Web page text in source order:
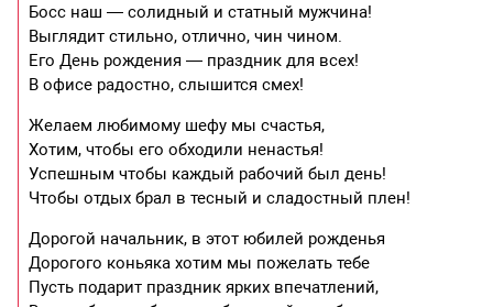
Босс наш — солидный и статный мужчина!
Выглядит стильно, отлично, чин чином.
Его День рождения — праздник для всех!
В офисе радостно, слышится смех!
Желаем любимому шефу мы счастья,
Хотим, чтобы его обходили ненастья!
Успешным чтобы каждый рабочий был день!
Чтобы отдых брал в тесный и сладостный плен!
Дорогой начальник, в этот юбилей рожденья
Дорогого коньяка хотим мы пожелать тебе
Пусть подарит праздник ярких впечатлений,